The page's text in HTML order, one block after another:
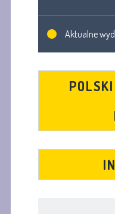
Aktualne